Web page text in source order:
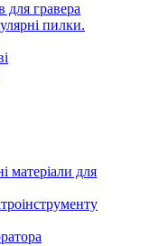
для гравера
пилки.
матеріали для